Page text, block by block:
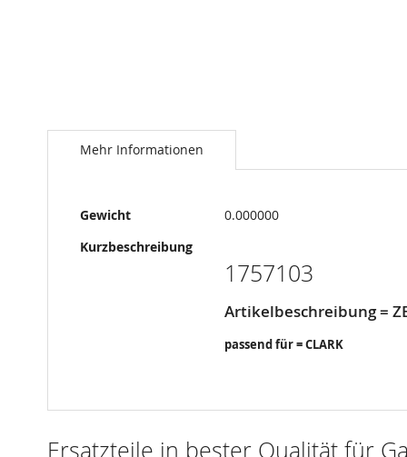
zum
AnfangMehr Informationen
Mehr
Informationen
Gewicht
0.000000
Kurzbeschreibung
1757103
Artikelbeschreibung =
passend für = CLARK
Ersatzteile in bester Qualität für